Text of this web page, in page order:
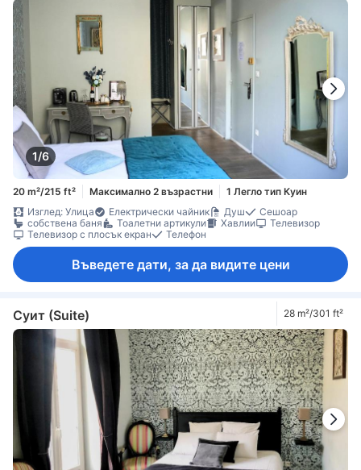
1/6
20 m²/215 ft² Максимално 2 възрастни
1 Легло тип Куин
Изглед: Улица
Електрически чайник Душ
Сешоар
собствена баня
Тоалетни артикули Хавлии
Телевизор
Телевизор с плосък екран
Телефон
Въведете дати, за да видите цени
Суит (Suite) 28 m²/301 ft²